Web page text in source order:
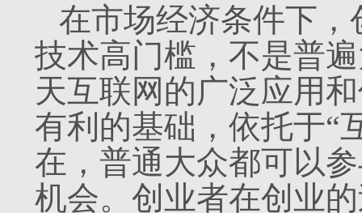
在市场经济条件下
技术高门槛，不是普
天互联网的广泛应用
有利的基础，依托于“
在，普通大众都可以
机会。创业者在创业